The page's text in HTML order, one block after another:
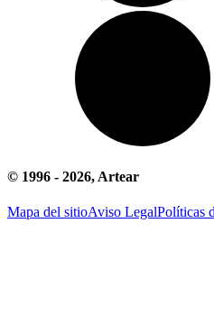
© 1996 - 2026, Artear
Mapa del sitioAviso LegalPolíticas